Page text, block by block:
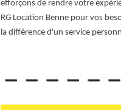
efforçons de rendre votre
RG Location Benne pour vos
la différence d'un service